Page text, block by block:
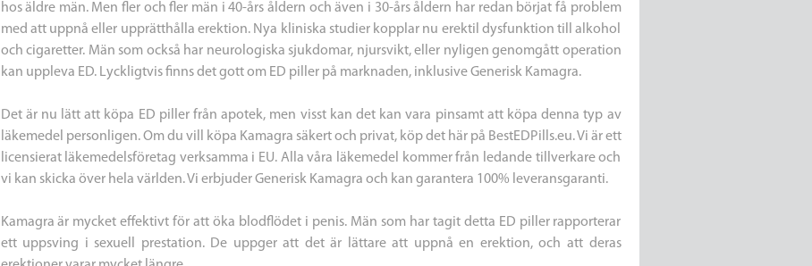
hos äldre män. Men fler och fler män i 40-års åldern och även i 30-års åldern har redan börjat få problem
med att uppnå eller upprätthålla erektion. Nya kliniska studier kopplar nu erektil dysfunktion till alkohol
och cigaretter. Män som också har neurologiska sjukdomar, njursvikt, eller nyligen genomgått operation
kan uppleva ED. Lyckligtvis finns det gott om ED piller på marknaden, inklusive Generisk Kamagra.
Det är nu lätt att köpa ED piller från apotek, men visst kan det kan vara pinsamt att köpa denna typ av
läkemedel personligen. Om du vill köpa Kamagra säkert och privat, köp det här på BestEDPills.eu. Vi är ett
licensierat läkemedelsföretag verksamma i EU. Alla våra läkemedel kommer från ledande tillverkare och
vi kan skicka över hela världen. Vi erbjuder Generisk Kamagra och kan garantera 100% leveransgaranti.
Kamagra är mycket effektivt för att öka blodflödet i penis. Män som har tagit detta ED piller rapporterar
ett uppsving i sexuell prestation. De uppger att det är lättare att uppnå en erektion, och att deras